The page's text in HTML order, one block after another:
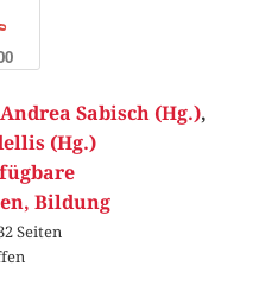
Andrea Sabisch (Hg.),
(Hg.)
Bildung
Seiten